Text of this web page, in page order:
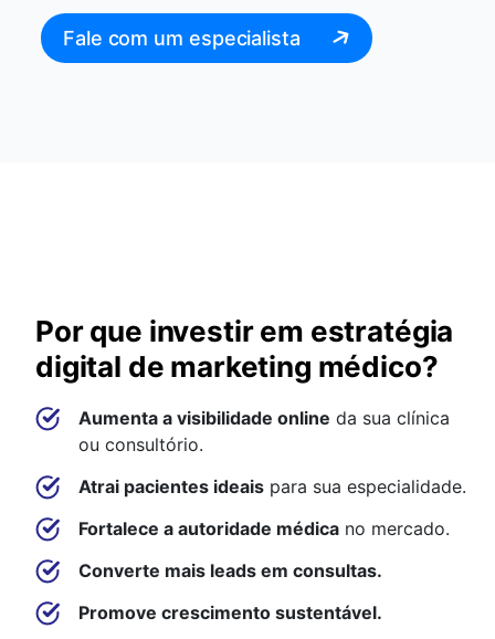
Fale com um especialista
Por que investir em estratégia
digital de marketing médico?
Aumenta a visibilidade online da sua clínica
ou consultório.
Atrai pacientes ideais para sua especialidade.
Fortalece a autoridade médica no mercado.
Converte mais leads em consultas.
Promove crescimento sustentável.